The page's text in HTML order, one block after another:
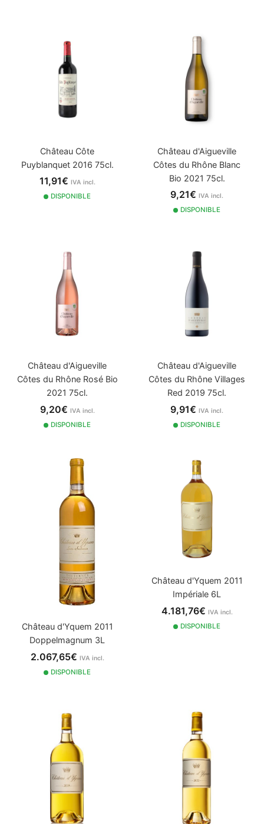
Château Côte
Puyblanquet 2016 75cl.
11,91€ IVA incl.
DISPONIBLE
Château d'Aigueville
Côtes du Rhône Blanc
Bio 2021 75cl.
9,21€ IVA incl.
DISPONIBLE
Château d'Aigueville
Côtes du Rhône Rosé Bio
2021 75cl.
9,20€ IVA incl.
DISPONIBLE
Château d'Aigueville
Côtes du Rhône Villages
Red 2019 75cl.
9,91€ IVA incl.
DISPONIBLE
Château d'Yquem 2011
Doppelmagnum 3L
2.067,65€ IVA incl.
DISPONIBLE
Château d'Yquem 2011
Impériale 6L
4.181,76€ IVA incl.
DISPONIBLE